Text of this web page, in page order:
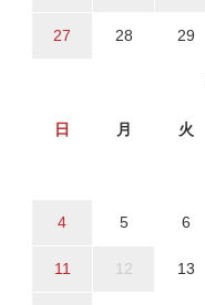
27 28 29
日 月 火
4 5 6
11 12 13